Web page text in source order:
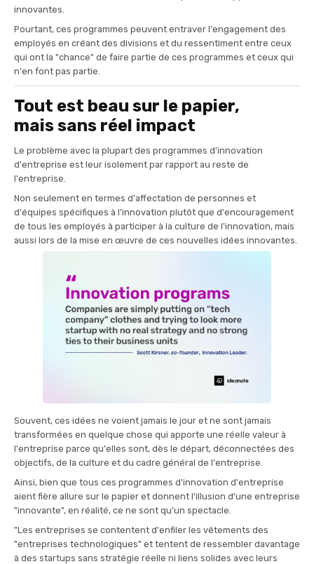
innovantes.
Pourtant, ces programmes peuvent entraver l'engagement des
employés en créant des divisions et du ressentiment entre ceux
qui ont la "chance" de faire partie de ces programmes et ceux qui
n'en font pas partie.
Tout est beau sur le papier,
mais sans réel impact
Le problème avec la plupart des programmes d'innovation
d'entreprise est leur isolement par rapport au reste de
l'entreprise.
Non seulement en termes d'affectation de personnes et
d'équipes spécifiques à l'innovation plutôt que d'encouragement
de tous les employés à participer à la culture de l'innovation, mais
aussi lors de la mise en œuvre de ces nouvelles idées innovantes.
Souvent, ces idées ne voient jamais le jour et ne sont jamais
transformées en quelque chose qui apporte une réelle valeur à
l'entreprise parce qu'elles sont, dès le départ, déconnectées des
objectifs, de la culture et du cadre général de l'entreprise.
Ainsi, bien que tous ces programmes d'innovation d'entreprise
aient fière allure sur le papier et donnent l'illusion d'une entreprise
"innovante", en réalité, ce ne sont qu'un spectacle.
"Les entreprises se contentent d'enfiler les vêtements des
"entreprises technologiques" et tentent de ressembler davantage
à des startups sans stratégie réelle ni liens solides avec leurs